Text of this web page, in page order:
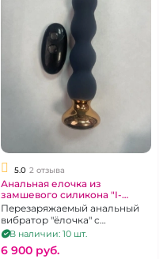
5.0 2 отзыва
Анальная елочка из
замшевого силикона "I-
Moon" длинная черная
перезаряжаемая на д\у
Перезаряжаемый анальный
вибратор "ёлочка" с
возможностью
дистанционного управления.
В наличии: 10 шт.
6 900 pуб.